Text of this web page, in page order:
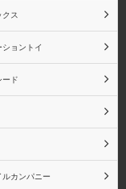
ボール 魂バデ
ズシリーズ
クス
ョントイ
ード
ルカンパニー